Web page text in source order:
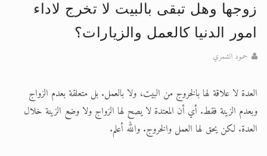
الحجّ.. دلالات، حِكم، وأهداف >> المزيد
الحجّ.. دلالات، حِكم، وأهداف >> المزيد
زوجها وهل تبقى بالبيت لا تخرج لاداء
امور الدنيا كالعمل والزيارات؟
حمـود الشمري
العدة لا علاقة لها بالخروج من البيت، ولا بالعمل. بل متعلقة بعدم الزواج
وبعدم الزينة فقط. أي أن المعتدة لا يصح لها الزواج ولا وضع الزينة خلال
العدة. لكن يحق لها العمل والخروج. والله أعلم.